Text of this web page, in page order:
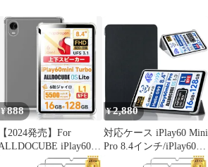
¥888
【2024発売】For
iPlay60ｍ
ini Turbo/iPlay60 mini
¥2,880
対応ケース iPlay60 Mini
Pro 8.4インチ/iPlay60ｍ
ini Turbo ケース カバー